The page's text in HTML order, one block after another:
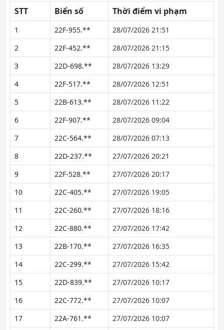
STT Biển số Thời điểm vi phạm
1 22F-955.**
28/07/2026 21:51
2
22F-452.**
28/07/2026 21:15
3
22D-698.**
28/07/2026 13:29
4
22F-517.**
28/07/2026 12:51
5
22B-613.**
28/07/2026 11:22
6
22F-907.**
28/07/2026 09:04
7
22C-564.**
28/07/2026 07:13
8
22D-237.**
27/07/2026 20:21
9
22F-528.**
27/07/2026 20:17
10
22C-405.**
27/07/2026 19:05
11
22C-260.**
27/07/2026 18:16
12
22C-880.**
27/07/2026 17:42
13
22B-170.**
27/07/2026 16:35
14
22C-299.**
27/07/2026 15:42
15
22D-839.**
27/07/2026 10:17
16
22C-772.**
27/07/2026 10:07
17
22A-761.**
27/07/2026 10:07